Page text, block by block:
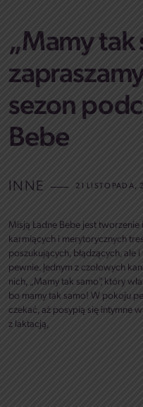
„Mamy tak
sezon
Bebe
INNE 21 LISTOPADA,
Misją Ładne Bebe jest
karmiących i merytorycznych
poszukujących, błądzących,
pewnie. Jednym z czołowych
nich, „Mamy tak samo”, który
bo mamy tak samo! W pokoju
czekać, aż posypią się intymne
z laktacją,